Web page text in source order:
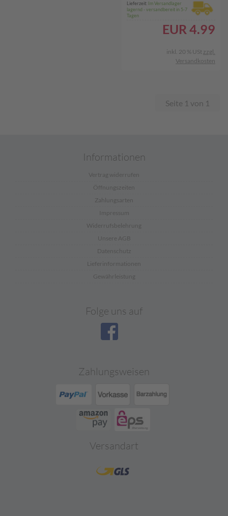
Lieferzeit: Im Versandlager
lagernd - versandbereit in 5-7
Tagen
EUR 4.99
inkl. 20 % USt zzgl.
Versandkosten
Seite 1 von 1
Informationen
Vertrag widerrufen
Öffnungszeiten
Zahlungsarten
Impressum
Widerrufsbelehrung
Unsere AGB
Datenschutz
Lieferinformationen
Gewährleistung
Folge uns auf
Zahlungsweisen
Versandart